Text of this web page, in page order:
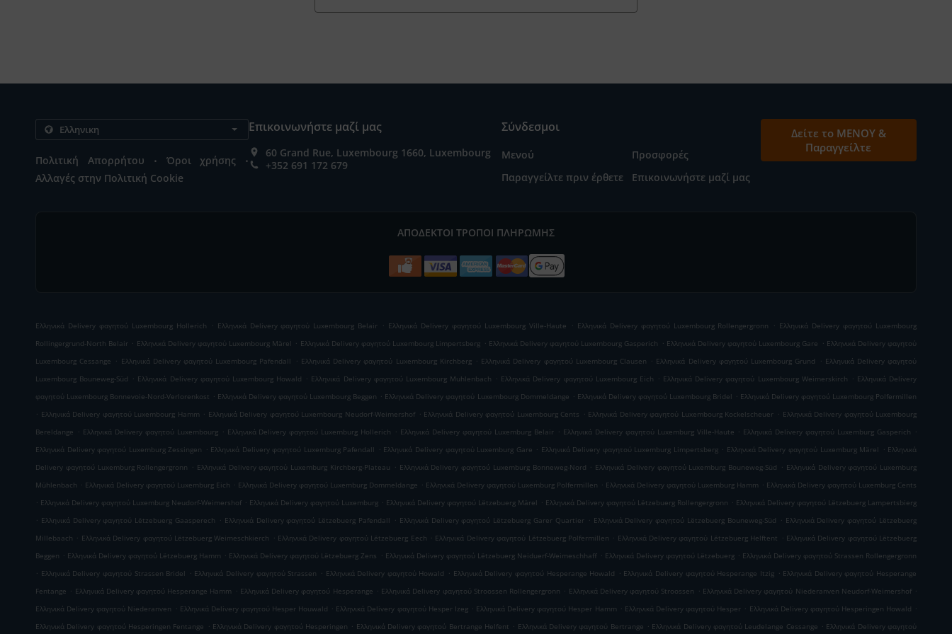
Πολιτική Απορρήτου . Όροι χρήσης .
Αλλαγές στην Πολιτική Cookie
Επικοινωνήστε μαζί μας
60 Grand Rue, Luxembourg 1660, Luxembourg
+352 691 172 679
Σύνδεσμοι
Μενού
Προσφορές
Παραγγείλτε πριν έρθετε
Επικοινωνήστε μαζί μας
Δείτε το ΜΕΝΟΥ &
Παραγγείλτε
ΑΠΟΔΕΚΤΟΊ ΤΡΌΠΟΙ ΠΛΗΡΩΜΉΣ
Ελληνικά Delivery φαγητού Luxembourg Hollerich . Ελληνικά Delivery φαγητού Luxembourg Belair . Ελληνικά Delivery φαγητού Luxembourg Ville-Haute . Ελληνικά Delivery φαγητού Luxembourg Rollengergronn . Ελληνικά Delivery φαγητού Luxembourg
Rollingergrund-North Belair . Ελληνικά Delivery φαγητού Luxembourg Märel . Ελληνικά Delivery φαγητού Luxembourg Limpertsberg . Ελληνικά Delivery φαγητού Luxembourg Gasperich . Ελληνικά Delivery φαγητού Luxembourg Gare . Ελληνικά Delivery φαγητού
Luxembourg Cessange . Ελληνικά Delivery φαγητού Luxembourg Pafendall . Ελληνικά Delivery φαγητού Luxembourg Kirchberg . Ελληνικά Delivery φαγητού Luxembourg Clausen . Ελληνικά Delivery φαγητού Luxembourg Grund . Ελληνικά Delivery φαγητού
Luxembourg Bouneweg-Süd . Ελληνικά Delivery φαγητού Luxembourg Howald . Ελληνικά Delivery φαγητού Luxembourg Muhlenbach . Ελληνικά Delivery φαγητού Luxembourg Eich . Ελληνικά Delivery φαγητού Luxembourg Weimerskirch . Ελληνικά Delivery
φαγητού Luxembourg Bonnevoie-Nord-Verlorenkost . Ελληνικά Delivery φαγητού Luxembourg Beggen . Ελληνικά Delivery φαγητού Luxembourg Dommeldange . Ελληνικά Delivery φαγητού Luxembourg Bridel . Ελληνικά Delivery φαγητού Luxembourg Polfermillen
. Ελληνικά Delivery φαγητού Luxembourg Hamm . Ελληνικά Delivery φαγητού Luxembourg Neudorf-Weimershof . Ελληνικά Delivery φαγητού Luxembourg Cents . Ελληνικά Delivery φαγητού Luxembourg Kockelscheuer . Ελληνικά Delivery φαγητού Luxembourg
Bereldange . Ελληνικά Delivery φαγητού Luxembourg . Ελληνικά Delivery φαγητού Luxemburg Hollerich . Ελληνικά Delivery φαγητού Luxemburg Belair . Ελληνικά Delivery φαγητού Luxemburg Ville-Haute . Ελληνικά Delivery φαγητού Luxemburg Gasperich .
Ελληνικά Delivery φαγητού Luxemburg Zessingen . Ελληνικά Delivery φαγητού Luxemburg Pafendall . Ελληνικά Delivery φαγητού Luxemburg Gare . Ελληνικά Delivery φαγητού Luxemburg Limpertsberg . Ελληνικά Delivery φαγητού Luxemburg Märel . Ελληνικά
Delivery φαγητού Luxemburg Rollengergronn . Ελληνικά Delivery φαγητού Luxemburg Kirchberg-Plateau . Ελληνικά Delivery φαγητού Luxemburg Bonneweg-Nord . Ελληνικά Delivery φαγητού Luxemburg Bouneweg-Süd . Ελληνικά Delivery φαγητού Luxemburg
Mühlenbach . Ελληνικά Delivery φαγητού Luxemburg Eich . Ελληνικά Delivery φαγητού Luxemburg Dommeldange . Ελληνικά Delivery φαγητού Luxemburg Polfermillen . Ελληνικά Delivery φαγητού Luxemburg Hamm . Ελληνικά Delivery φαγητού Luxemburg Cents
. Ελληνικά Delivery φαγητού Luxemburg Neudorf-Weimershof . Ελληνικά Delivery φαγητού Luxemburg . Ελληνικά Delivery φαγητού Lëtzebuerg Märel . Ελληνικά Delivery φαγητού Lëtzebuerg Rollengergronn . Ελληνικά Delivery φαγητού Lëtzebuerg Lampertsbierg
. Ελληνικά Delivery φαγητού Lëtzebuerg Gaasperech . Ελληνικά Delivery φαγητού Lëtzebuerg Pafendall . Ελληνικά Delivery φαγητού Lëtzebuerg Garer Quartier . Ελληνικά Delivery φαγητού Lëtzebuerg Bouneweg-Süd . Ελληνικά Delivery φαγητού Lëtzebuerg
Millebaach . Ελληνικά Delivery φαγητού Lëtzebuerg Weimeschkierch . Ελληνικά Delivery φαγητού Lëtzebuerg Eech . Ελληνικά Delivery φαγητού Lëtzebuerg Polfermillen . Ελληνικά Delivery φαγητού Lëtzebuerg Helftent . Ελληνικά Delivery φαγητού Lëtzebuerg
Beggen . Ελληνικά Delivery φαγητού Lëtzebuerg Hamm . Ελληνικά Delivery φαγητού Lëtzebuerg Zens . Ελληνικά Delivery φαγητού Lëtzebuerg Neiduerf-Weimeschhaff . Ελληνικά Delivery φαγητού Lëtzebuerg . Ελληνικά Delivery φαγητού Strassen Rollengergronn
. Ελληνικά Delivery φαγητού Strassen Bridel . Ελληνικά Delivery φαγητού Strassen . Ελληνικά Delivery φαγητού Howald . Ελληνικά Delivery φαγητού Hesperange Howald . Ελληνικά Delivery φαγητού Hesperange Itzig . Ελληνικά Delivery φαγητού Hesperange
Fentange . Ελληνικά Delivery φαγητού Hesperange Hamm . Ελληνικά Delivery φαγητού Hesperange . Ελληνικά Delivery φαγητού Stroossen Rollengergronn . Ελληνικά Delivery φαγητού Stroossen . Ελληνικά Delivery φαγητού Niederanven Neudorf-Weimershof .
Ελληνικά Delivery φαγητού Niederanven . Ελληνικά Delivery φαγητού Hesper Houwald . Ελληνικά Delivery φαγητού Hesper Izeg . Ελληνικά Delivery φαγητού Hesper Hamm . Ελληνικά Delivery φαγητού Hesper . Ελληνικά Delivery φαγητού Hesperingen Howald .
Ελληνικά Delivery φαγητού Hesperingen Fentange . Ελληνικά Delivery φαγητού Hesperingen . Ελληνικά Delivery φαγητού Bertrange Helfent . Ελληνικά Delivery φαγητού Bertrange . Ελληνικά Delivery φαγητού Leudelange Cessange . Ελληνικά Delivery φαγητού